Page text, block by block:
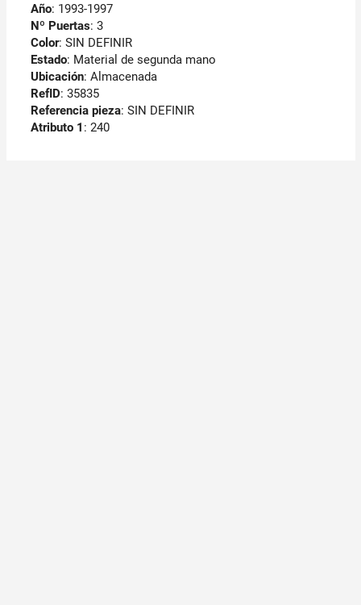
Año: 1993-1997
Nº Puertas: 3
Color: SIN DEFINIR
Estado: Material de segunda mano
Ubicación: Almacenada
RefID: 35835
Referencia pieza: SIN DEFINIR
Atributo 1 : 240